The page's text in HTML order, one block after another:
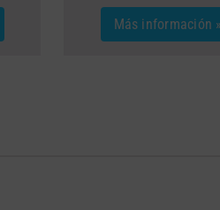
Más información »